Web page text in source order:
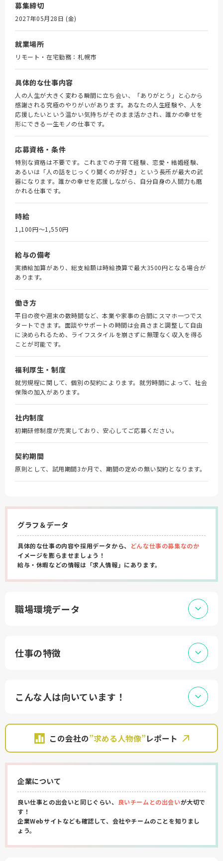
募集締切
2027年05月28日 (金)
就業場所
リモート・在宅勤務：札幌市
具体的な仕事内容
人の人生が大きく変わる瞬間に立ち会い、「ありがとう」と心から
感謝される究極のやりがいがあります。あなたの人生経験や、人を
応援したいという温かい気持ちがそのまま活かされ、誰かの幸せを
形にできる一生モノの仕事です。
応募資格・条件
特別な資格は不要です。これまでの子育て経験、恋愛・結婚経験、
あるいは「人の話をじっくり聞くのが好き」という長所が最大の武
器になります。誰かの幸せを応援しながら、自分自身の人間力も磨
かれる仕事です。
時給
1,100円〜1,550円
給与の備考
実績給加算があり、総支給額は時給換算で最大3500円となる場合が
あります。
働き方
平日の夜や週末の数時間など、本業や家事の合間にスマホ一つでス
タートできます。面談やサポートの時間は会員さまと調整して自由
に決められるため、ライフスタイルを崩さずに無理なく収入を得る
ことが可能です。
福利厚生・制度
就労規程に関して、個別の契約によります。就労時間によって、社会
保険の加入があります。
社内制度
初期研修制度が充実しており、安心してご応募ください。
契約期間
原則として、試用期間3か月で、期間の定めの無い契約となります。
グラフ＆データ
具体的な仕事の内容や採用データから、
どんな仕事の募集なのか
イメージを膨らませましょう！
給与・休暇などの情報は「求人情報」にあります。
職場環境データ
仕事の特徴
こんな人は向いています！
この会社の”求める人物像”レポート
企業について
良い仕事との出会いと同じぐらい、 良いチームとの出会いが大切で
す！
企業Webサイトなども確認して、会社やチームのことを知りまし
ょう。